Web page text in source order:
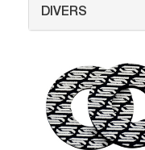
DIVERS